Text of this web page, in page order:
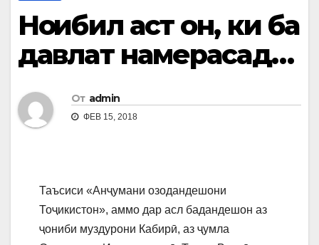
Ноқибил аст он, ки ба
давлат намерасад…
От admin
ФЕВ 15, 2018
Таъсиси «Анҷумани озодандешони
Тоҷикистон», аммо дар асл бадандешон аз
ҷониби муздурони Кабирӣ, аз ҷумла